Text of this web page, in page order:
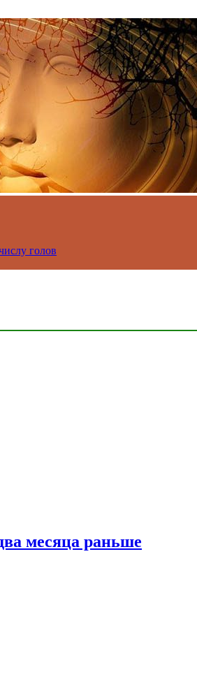
голов
месяца раньше